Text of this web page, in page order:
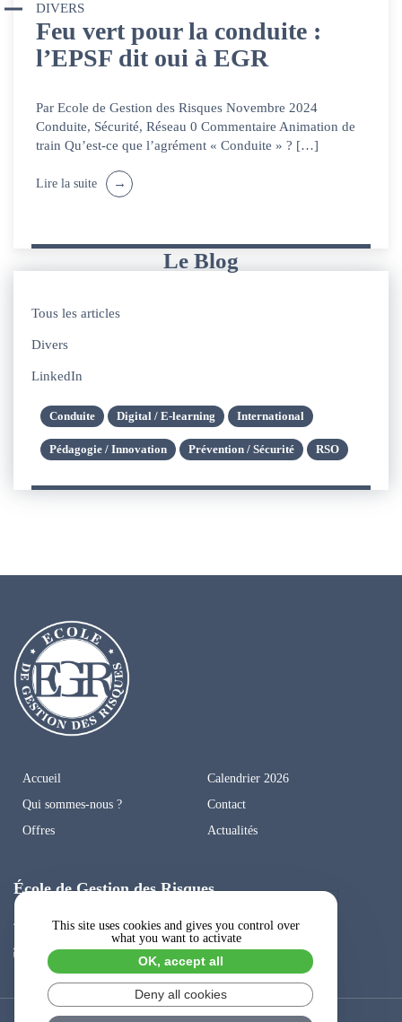
DIVERS
Feu vert pour la conduite :
l’EPSF dit oui à EGR
Par Ecole de Gestion des Risques Novembre 2024
Conduite, Sécurité, Réseau 0 Commentaire Animation de
train Qu’est-ce que l’agrément « Conduite » ? […]
Lire la suite
Le Blog
Tous les articles
Divers
LinkedIn
Conduite Digital / E-learning International
Pédagogie / Innovation Prévention / Sécurité RSO
Accueil
Qui sommes-nous ?
Offres
Calendrier 2026
Contact
Actualités
École de Gestion des Risques
41, rue Fourny, BP 302, 78 530 Buc
contact@ecoledegestiondesrisques.fr
This site uses cookies and gives you control over
what you want to activate
OK, accept all
Deny all cookies